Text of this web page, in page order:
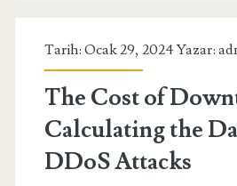
Kredi
İle
İlgili
İpuçları
Tarih: Ocak 29, 2024 Yazar:
The Cost of
Calculating the
DDoS Attacks